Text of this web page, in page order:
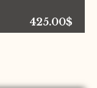
425.00$